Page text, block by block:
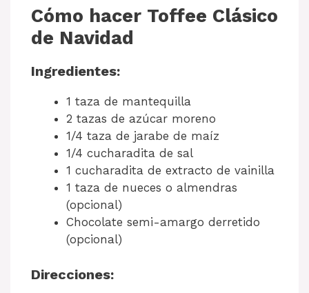
Cómo hacer Toffee Clásico
de Navidad
Ingredientes:
1 taza de mantequilla
2 tazas de azúcar moreno
1/4 taza de jarabe de maíz
1/4 cucharadita de sal
1 cucharadita de extracto de vainilla
1 taza de nueces o almendras
(opcional)
Chocolate semi-amargo derretido
(opcional)
Direcciones: